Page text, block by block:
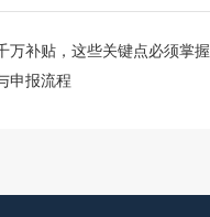
万补贴，这些关键点必须掌握
申报流程